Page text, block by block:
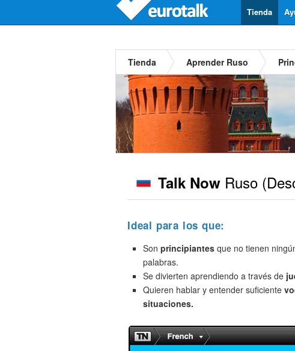
Tienda
Tienda Aprender Ruso
Talk Now Ruso
Ideal para los que:
Son principiantes que no tienen
palabras.
Se divierten aprendiendo a través de
Quieren hablar y entender suficiente
situaciones.